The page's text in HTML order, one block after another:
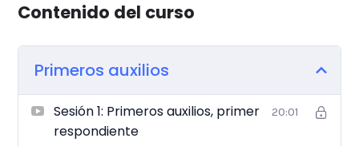
Contenido del curso
Primeros auxilios
Sesión 1: Primeros auxilios, primer
respondiente
20:01